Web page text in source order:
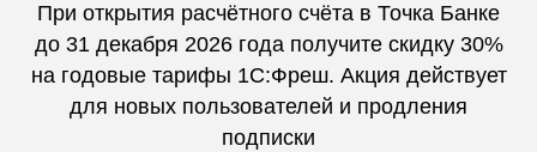
При открытия расчётного счёта в Точка Банке
до 31 декабря 2026 года получите скидку 30%
на годовые тарифы 1С:Фреш. Акция действует
для новых пользователей и продления
подписки